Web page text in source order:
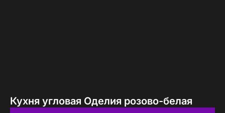
Кухня угловая Оделия розово-белая